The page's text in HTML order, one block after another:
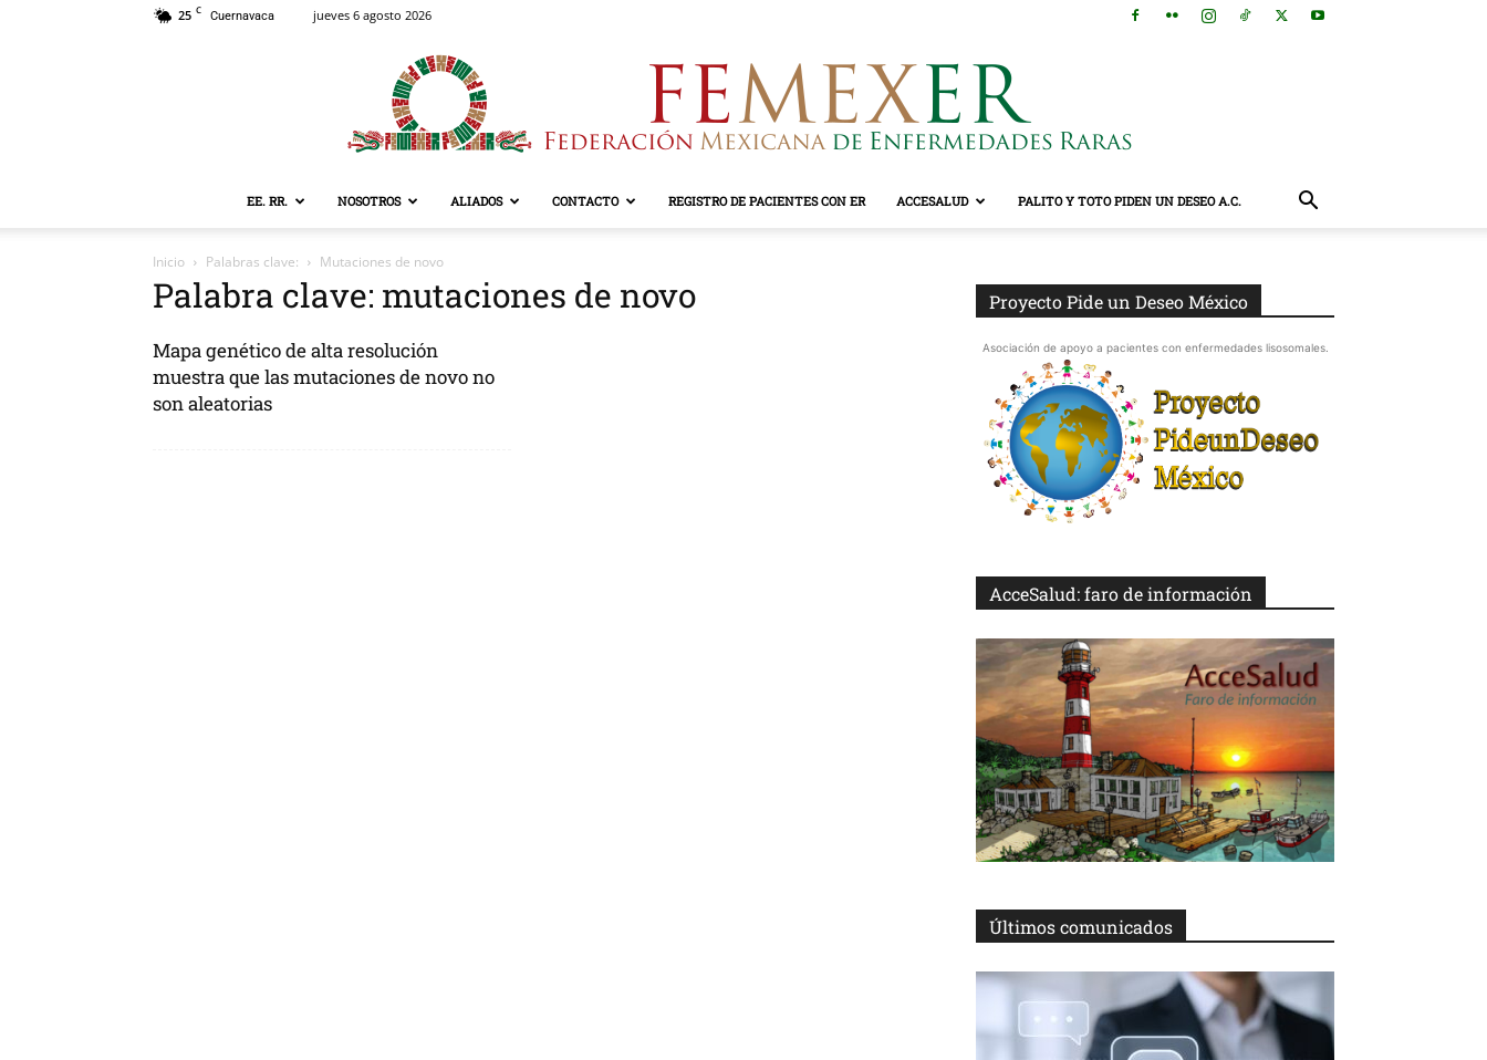
25 C Cuernavaca jueves 6 agosto 2026
EE. RR. NOSOTROS ALIADOS CONTACTO REGISTRO DE PACIENTES CON ER ACCESALUD PALITO Y TOTO PIDEN UN DESEO A.C.
Inicio Palabras clave: Mutaciones de novo
Palabra clave: mutaciones de novo
Mapa genético de alta resolución
muestra que las mutaciones de novo no
son aleatorias
Proyecto Pide un Deseo México
Asociación de apoyo a pacientes con enfermedades lisosomales.
AcceSalud: faro de información
Últimos comunicados